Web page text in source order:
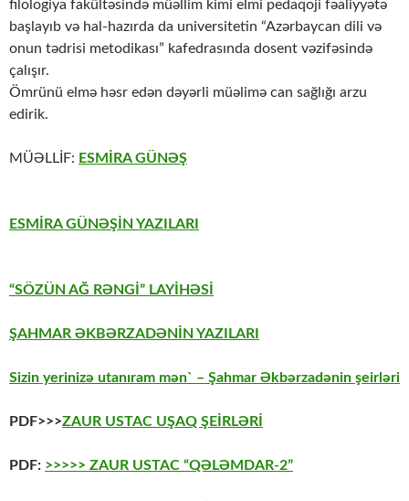
filologiya fakültəsində müəllim kimi elmi pedaqoji fəaliyyətə
başlayıb və hal-hazırda da universitetin “Azərbaycan dili və
onun tədrisi metodikası” kafedrasında dosent vəzifəsində
çalışır.
Ömrünü elmə həsr edən dəyərli müəlimə can sağlığı arzu
edirik.
MÜƏLLİF: ESMİRA GÜNƏŞ
ESMİRA GÜNƏŞİN YAZILARI
“SÖZÜN AĞ RƏNGİ” LAYİHƏSİ
ŞAHMAR ƏKBƏRZADƏNİN YAZILARI
Sizin yerinizə utanıram mən` – Şahmar Əkbərzadənin şeirləri
PDF>>>ZAUR USTAC UŞAQ ŞEİRLƏRİ
PDF: >>>>> ZAUR USTAC “QƏLƏMDAR-2”